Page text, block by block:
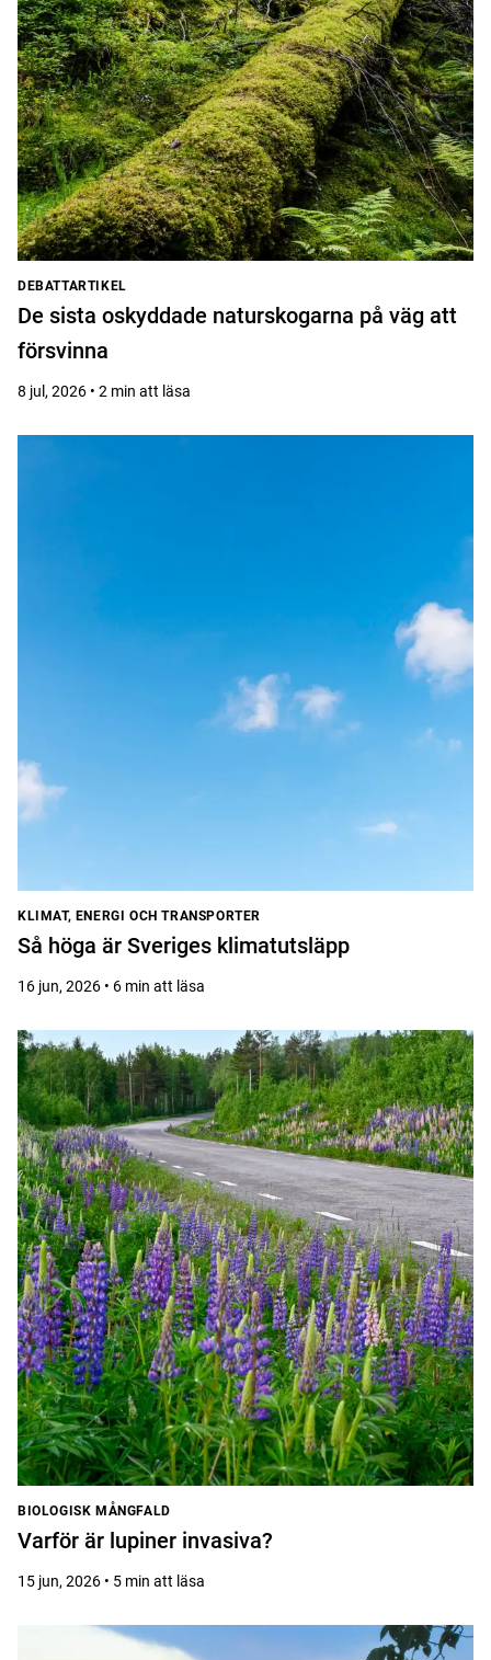
DEBATTARTIKEL
De sista oskyddade naturskogarna på väg att
försvinna
8 jul, 2026 • 2 min att läsa
KLIMAT, ENERGI OCH TRANSPORTER
Så höga är Sveriges klimatutsläpp
16 jun, 2026 • 6 min att läsa
BIOLOGISK MÅNGFALD
Varför är lupiner invasiva?
15 jun, 2026 • 5 min att läsa